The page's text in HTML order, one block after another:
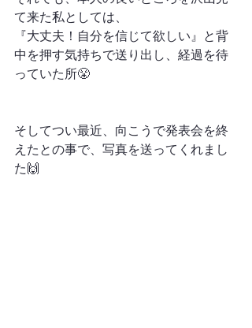
て来た私としては、
『大丈夫！自分を信じて欲しい』と背
中を押す気持ちで送り出し、経過を待
っていた所😤
そしてつい最近、向こうで発表会を終
えたとの事で、写真を送ってくれまし
た🙌